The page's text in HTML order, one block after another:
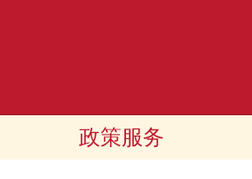
政策服务